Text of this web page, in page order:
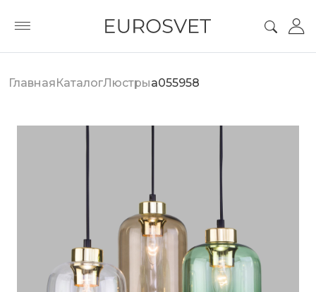
ГлавнаяКаталогЛюстрыa055958